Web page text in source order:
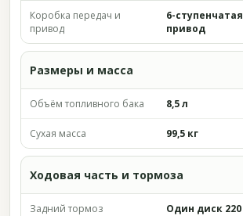
Коробка передач и
привод
6-
привод
Размеры и масса
Объём топливного бака 8,5 л
Сухая масса 99,5 кг
Ходовая часть и тормоза
Задний тормоз Один диск